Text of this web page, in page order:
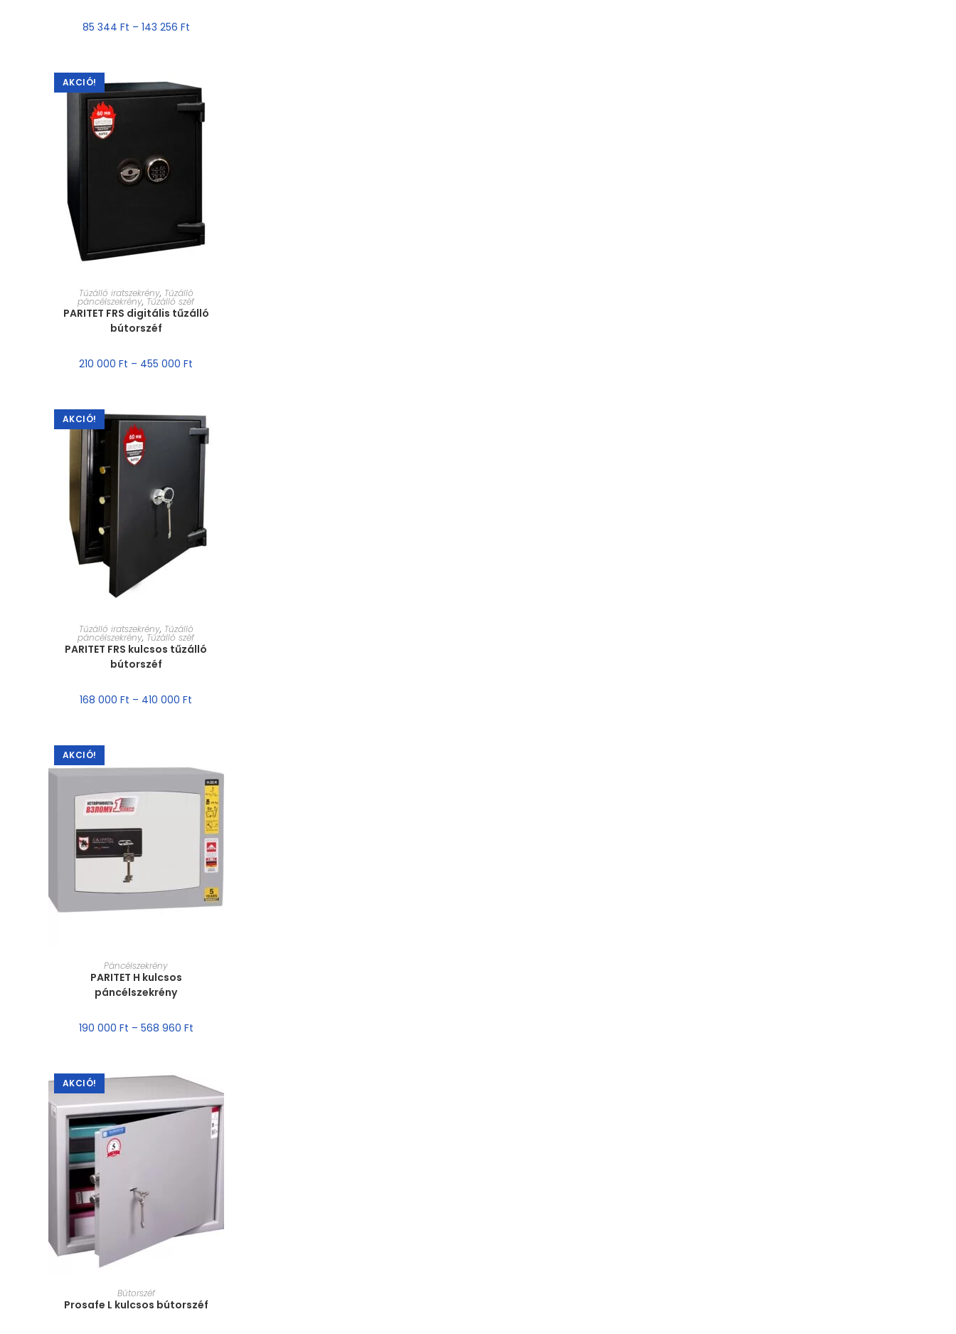
85 344 Ft – 143 256 Ft
AKCIÓ!
MÉRET VÁLASZTÁSA
Tűzálló iratszekrény, Tűzálló
páncélszekrény, Tűzálló széf
PARITET FRS digitális tűzálló
bútorszéf
210 000Ft – 455 000Ft
AKCIÓ!
MÉRET VÁLASZTÁSA
Tűzálló iratszekrény, Tűzálló
páncélszekrény, Tűzálló széf
PARITET FRS kulcsos tűzálló
bútorszéf
168 000Ft – 410 000Ft
AKCIÓ!
MÉRET VÁLASZTÁSA
Páncélszekrény
PARITET H kulcsos
páncélszekrény
190 000 Ft – 568 960 Ft
AKCIÓ!
MÉRET VÁLASZTÁSA
Bútorszéf
Prosafe L kulcsos bútorszéf